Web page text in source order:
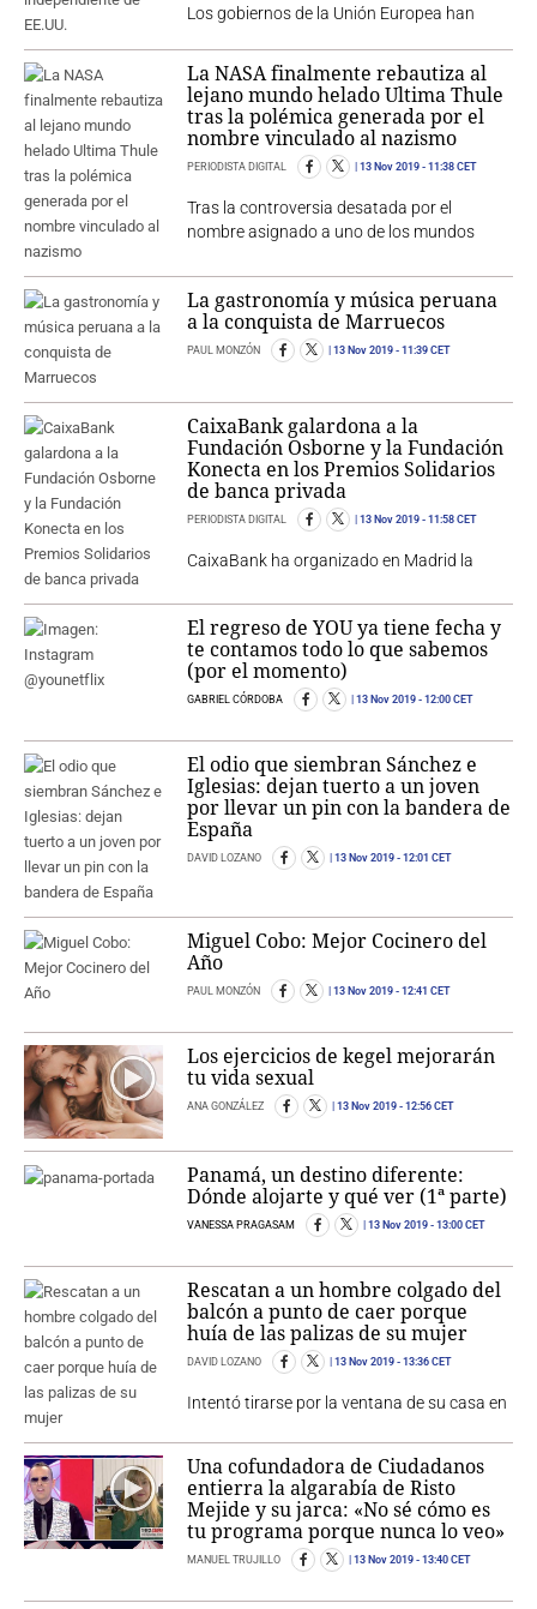
Los gobiernos de la Unión Europea han
La NASA finalmente rebautiza al
lejano mundo helado Ultima Thule
tras la polémica generada por el
nombre vinculado al nazismo
PERIODISTA DIGITAL 13 Nov 2019 - 11:38 CET
Tras la controversia desatada por el
nombre asignado a uno de los mundos
La gastronomía y música peruana
a la conquista de Marruecos
PAUL MONZÓN 13 Nov 2019 - 11:39 CET
CaixaBank galardona a la
Fundación Osborne y la Fundación
Konecta en los Premios Solidarios
de banca privada
PERIODISTA DIGITAL 13 Nov 2019 - 11:58 CET
CaixaBank ha organizado en Madrid la
El regreso de YOU ya tiene fecha y
te contamos todo lo que sabemos
(por el momento)
GABRIEL CÓRDOBA 13 Nov 2019 - 12:00 CET
El odio que siembran Sánchez e
Iglesias: dejan tuerto a un joven
por llevar un pin con la bandera de
España
DAVID LOZANO 13 Nov 2019 - 12:01 CET
Miguel Cobo: Mejor Cocinero del
Año
PAUL MONZÓN 13 Nov 2019 - 12:41 CET
Los ejercicios de kegel mejorarán
tu vida sexual
ANA GONZÁLEZ 13 Nov 2019 - 12:56 CET
Panamá, un destino diferente:
Dónde alojarte y qué ver (1ª parte)
VANESSA PRAGASAM 13 Nov 2019 - 13:00 CET
Rescatan a un hombre colgado del
balcón a punto de caer porque
huía de las palizas de su mujer
DAVID LOZANO 13 Nov 2019 - 13:36 CET
Intentó tirarse por la ventana de su casa en
Una cofundadora de Ciudadanos
entierra la algarabía de Risto
Mejide y su jarca: «No sé cómo es
tu programa porque nunca lo veo»
MANUEL TRUJILLO 13 Nov 2019 - 13:40 CET